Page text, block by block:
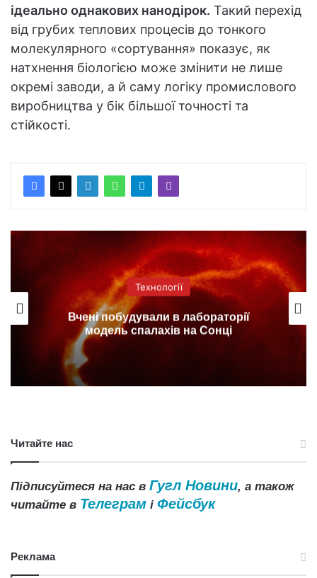
ідеально однакових нанодірок. Такий перехід
від грубих теплових процесів до тонкого
молекулярного «сортування» показує, як
натхнення біологією може змінити не лише
окремі заводи, а й саму логіку промислового
виробництва у бік більшої точності та
стійкості.
Технології
Вчені побудували в лабораторії
модель спалахів на Сонці
Читайте нас
Підписуйтеся на нас в Гугл Новини, а також
читайте в Телеграм і Фейсбук
Реклама